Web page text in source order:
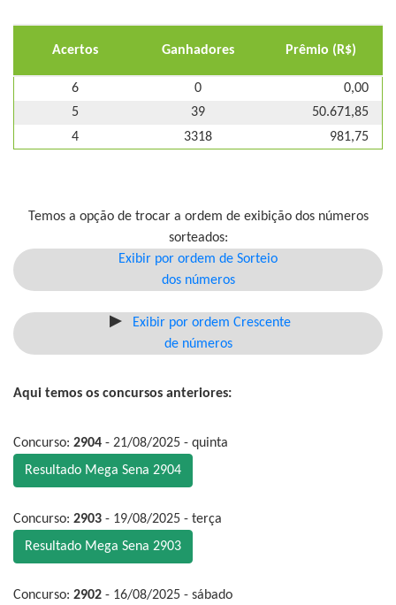
Acertos Ganhadores Prêmio (R$)
6 0
0,00
5
39
50.671,85
4
3318 981,75
Temos a opção de trocar a ordem de exibição dos números
sorteados:
Exibir por ordem de Sorteio
dos números
Exibir por ordem Crescente
de números
Aqui temos os concursos anteriores:
Concurso: 2904 - 21/08/2025 - quinta
Resultado Mega Sena 2904
Concurso: 2903 - 19/08/2025 - terça
Resultado Mega Sena 2903
Concurso: 2902 - 16/08/2025 - sábado